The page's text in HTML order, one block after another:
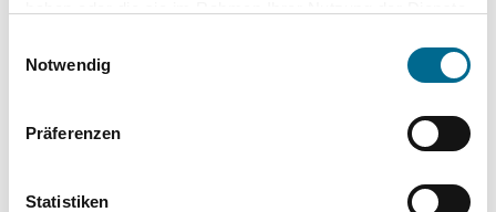
Cookies, wenn Sie unsere Webseite weiterhin nutzen.
Notwendig
Präferenzen
Statistiken
Das SKY CONTROL Dach verbindet so Komfort, Technik
Vorteile auf einen Blick
Vorteile: